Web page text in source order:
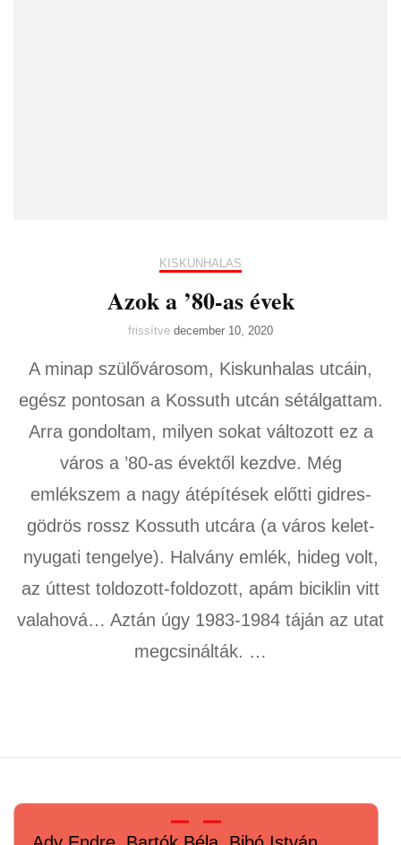
KISKUNHALAS
Azok a ’80-as évek
frissítve december 10, 2020
A minap szülővárosom, Kiskunhalas utcáin,
egész pontosan a Kossuth utcán sétálgattam.
Arra gondoltam, milyen sokat változott ez a
város a ’80-as évektől kezdve. Még
emlékszem a nagy átépítések előtti gidres-
gödrös rossz Kossuth utcára (a város kelet-
nyugati tengelye). Halvány emlék, hideg volt,
az úttest toldozott-foldozott, apám biciklin vitt
valahová… Aztán úgy 1983-1984 táján az utat
megcsinálták. …